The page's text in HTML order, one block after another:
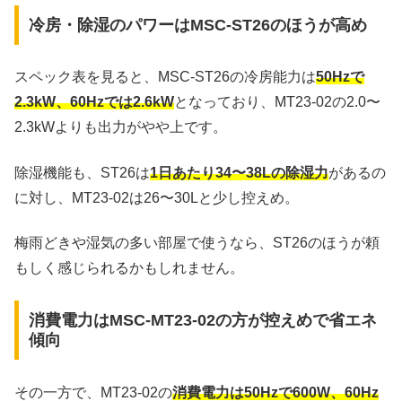
冷房・除湿のパワーはMSC-ST26のほうが高め
スペック表を見ると、MSC-ST26の冷房能力は50Hzで
2.3kW、60Hzでは2.6kWとなっており、MT23-02の2.0〜
2.3kWよりも出力がやや上です。
除湿機能も、ST26は1日あたり34〜38Lの除湿力があるの
に対し、MT23-02は26〜30Lと少し控えめ。
梅雨どきや湿気の多い部屋で使うなら、ST26のほうが頼
もしく感じられるかもしれません。
消費電力はMSC-MT23-02の方が控えめで省エネ
傾向
その一方で、MT23-02の消費電力は50Hzで600W、60Hz